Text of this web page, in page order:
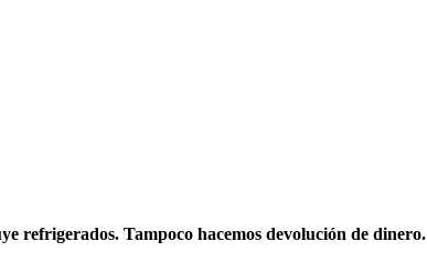
refrigerados. Tampoco hacemos devolución de dinero.